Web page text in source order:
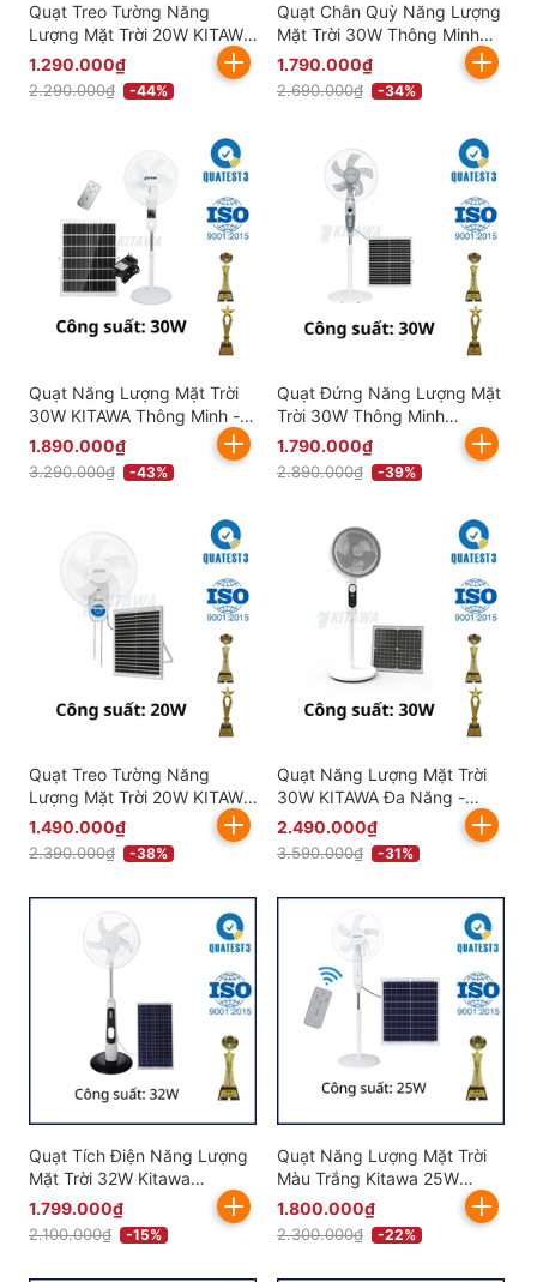
Quạt Treo Tường Năng
Lượng Mặt Trời 20W KITAWA
Thông Minh - KQ15.20
1.290.000₫
2.290.000₫ -44%
Quạt Chân Quỳ Năng Lượng
Mặt Trời 30W Thông Minh
KITAWA - KQ14.30
1.790.000₫
2.690.000₫ -34%
Quạt Năng Lượng Mặt Trời
30W KITAWA Thông Minh -
KQ12.30
1.890.000₫
3.290.000₫ -43%
Quạt Đứng Năng Lượng Mặt
Trời 30W Thông Minh
KITAWA - KQ11.30
1.790.000₫
2.890.000₫ -39%
Quạt Treo Tường Năng
Lượng Mặt Trời 20W KITAWA
- KQ10.20
1.490.000₫
2.390.000₫ -38%
Quạt Năng Lượng Mặt Trời
30W KITAWA Đa Năng -
KQ930
2.490.000₫
3.590.000₫ -31%
Quạt Tích Điện Năng Lượng
Mặt Trời 32W Kitawa
KQ832-T
1.799.000₫
2.100.000₫ -15%
Quạt Năng Lượng Mặt Trời
Màu Trắng Kitawa 25W
KQ725-T
1.800.000₫
2.300.000₫ -22%